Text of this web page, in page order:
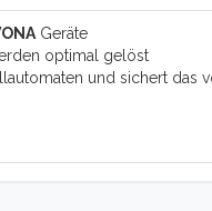
Geräte
optimal gelöst
und sichert das